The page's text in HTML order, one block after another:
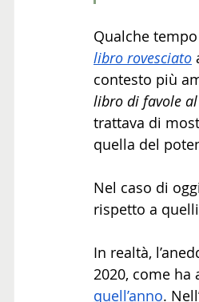
Qualche
libro rovesciato
contesto più
libro di favole
trattava di
quella del
Nel caso di
rispetto a
In realtà,
2020, come ha
quell’anno.